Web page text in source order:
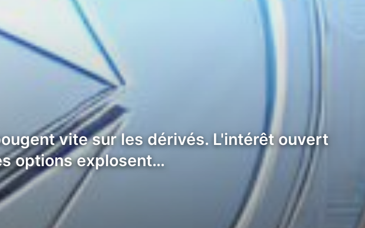
vite sur les dérivés. L'intérêt ouvert
options explosent…